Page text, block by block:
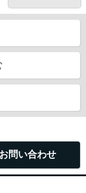
お問い合わせ